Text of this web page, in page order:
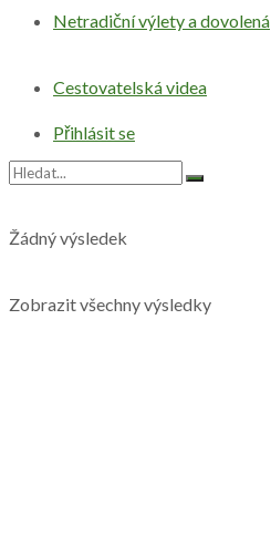
Přihlásit se
Netradiční výlety a dovolená
Cestovatelská videa
Žádný výsledek
Zobrazit všechny výsledky